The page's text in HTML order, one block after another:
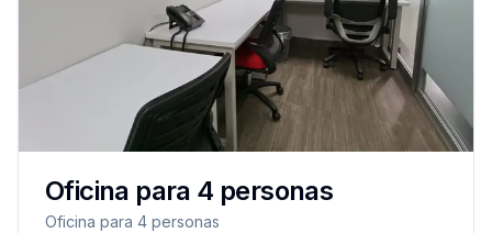
Oficina para 4 personas
Oficina para 4 personas